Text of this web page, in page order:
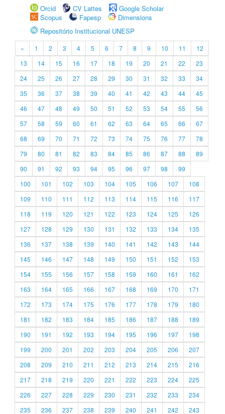
Orcid
CV Lattes
Google Scholar
Scopus
Fapesp
Dimensions
Repositório Institucional UNESP
« 1 2 3 4 5 6 7 8 9 10 11
12
13
14 15 16 17 18 19 20 21 22
23
24
25 26 27 28 29 30 31 32 33
34
35
36 37 38 39 40 41 42 43 44
45
46
47 48 49 50 51 52 53 54 55
56
57
58 59 60 61 62 63 64 65 66
67
68
69 70 71 72 73 74 75 76 77
78
79
80 81 82 83 84 85 86 87 88
89
90
91 92 93 94 95 96 97 98
99
100
101 102 103 104 105 106 107
108
109
110 111 112 113 114 115 116
117
118
119 120 121 122 123 124 125
126
127
128 129 130 131 132 133 134
135
136
137 138 139 140 141 142 143
144
145
146 147 148 149 150 151 152
153
154
155 156 157 158 159 160 161
162
163
164 165 166 167 168 169 170
171
172
173 174 175 176 177 178 179
180
181
182 183 184 185 186 187 188
189
190
191 192 193 194 195 196 197
198
199
200 201 202 203 204 205 206
207
208
209 210 211 212 213 214 215
216
217
218 219 220 221 222 223 224
225
226
227 228 229 230 231 232 233
234
235
236 237 238 239 240 241 242 243